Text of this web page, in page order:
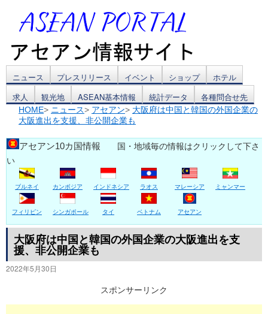
コ
ン
テ
ン
ツ
へ
ス
キ
ッ
ニュース プレスリリース イベント ショップ
ホテル
求人
観光地 ASEAN基本情報 統計データ 各種問合せ先
HOME> ニュース> アセアン> 大阪府は中国と韓国の外国企業の
大阪進出を支援、非公開企業も
アセアン10カ国情報 国・地域毎の情報はクリックして下さ
い
ブルネイ カンボジア インドネシア ラオス マレーシア ミャンマー
フィリピン シンガポール タイ ベトナム アセアン
大阪府は中国と韓国の外国企業の大阪進出を支
援、非公開企業も
2022年5月30日
スポンサーリンク